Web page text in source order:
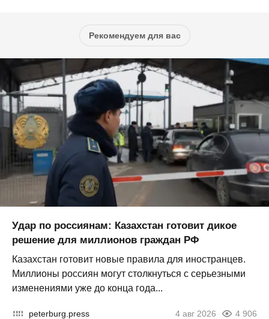
Рекомендуем для вас
Удар по россиянам: Казахстан готовит дикое
решение для миллионов граждан РФ
Казахстан готовит новые правила для иностранцев.
Миллионы россиян могут столкнуться с серьезными
изменениями уже до конца года...
peterburg.press 4 авг 2026 4 906